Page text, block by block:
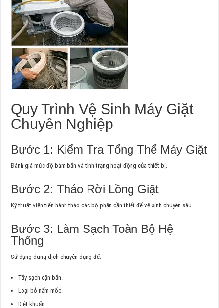
Quy Trình Vệ Sinh Máy Giặt
Chuyên Nghiệp
Bước 1: Kiểm Tra Tổng Thể Máy Giặt
Đánh giá mức độ bám bẩn và tình trạng hoạt động của thiết bị.
Bước 2: Tháo Rời Lồng Giặt
Kỹ thuật viên tiến hành tháo các bộ phận cần thiết để vệ sinh chuyên sâu.
Bước 3: Làm Sạch Toàn Bộ Hệ
Thống
Sử dụng dung dịch chuyên dụng để:
Tẩy sạch cặn bẩn.
Loại bỏ nấm mốc.
Diệt khuẩn.